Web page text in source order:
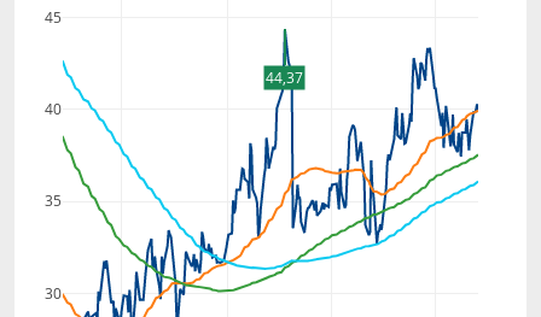
30
35
40
45
44,37